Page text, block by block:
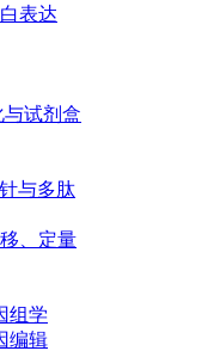
表达
试剂盒
与多肽
、定量
组学
编辑